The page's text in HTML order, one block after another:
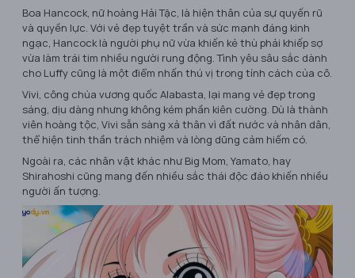
Boa Hancock, nữ hoàng Hải Tặc, là hiện thân của sự quyến rũ
và quyền lực. Với vẻ đẹp tuyệt trần và sức mạnh đáng kinh
ngạc, Hancock là người phụ nữ vừa khiến kẻ thù phải khiếp sợ
vừa làm trái tim nhiều người rung động. Tình yêu sâu sắc dành
cho Luffy cũng là một điểm nhấn thú vị trong tính cách của cô.
Vivi, công chúa vương quốc Alabasta, lại mang vẻ đẹp trong
sáng, dịu dàng nhưng không kém phần kiên cường. Dù là thành
viên hoàng tộc, Vivi sẵn sàng xả thân vì đất nước và nhân dân,
thể hiện tinh thần trách nhiệm và lòng dũng cảm hiếm có.
Ngoài ra, các nhân vật khác như Big Mom, Yamato, hay
Shirahoshi cũng mang đến nhiều sắc thái độc đáo khiến nhiều
người ấn tượng.